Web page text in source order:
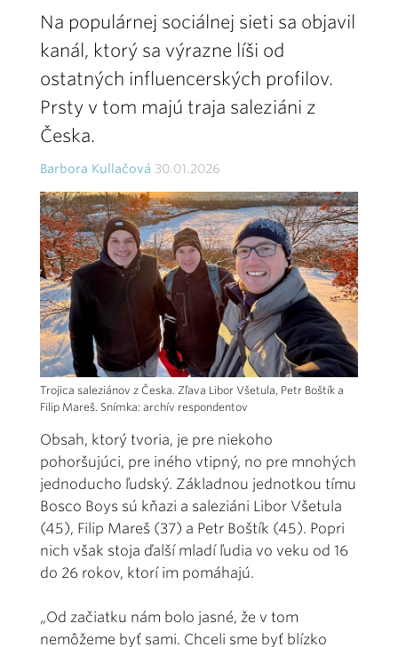
Na populárnej sociálnej sieti sa objavil
kanál, ktorý sa výrazne líši od
ostatných influencerských profilov.
Prsty v tom majú traja saleziáni z
Česka.
Barbora Kullačová 30.01.2026
Trojica saleziánov z Česka. Zľava Libor Všetula, Petr Boštík a
Filip Mareš. Snímka: archív respondentov
Obsah, ktorý tvoria, je pre niekoho
pohoršujúci, pre iného vtipný, no pre mnohých
jednoducho ľudský. Základnou jednotkou tímu
Bosco Boys sú kňazi a saleziáni Libor Všetula
(45), Filip Mareš (37) a Petr Boštík (45). Popri
nich však stoja ďalší mladí ľudia vo veku od 16
do 26 rokov, ktorí im pomáhajú.
„Od začiatku nám bolo jasné, že v tom
nemôžeme byť sami. Chceli sme byť blízko